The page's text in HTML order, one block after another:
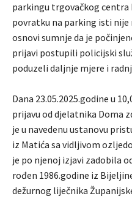
parkingu trgovačkog centra
povratku na parking isti
osnovi sumnje da je
prijavi postupili policijski
poduzeli daljnje mjere i
Dana 23.05.2025.godine u
prijavu od djelatnika Doma
je u navedenu ustanovu
iz Matića sa vidljivom
je po njenoj izjavi zadobila
rođen 1986.godine iz
dežurnog liječnika